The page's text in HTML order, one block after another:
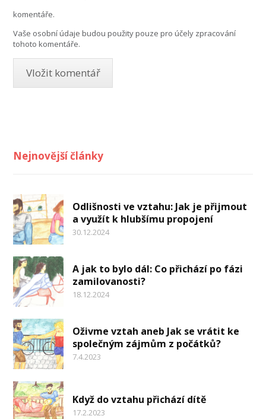
komentáře.
Vaše osobní údaje budou použity pouze pro účely zpracování
tohoto komentáře.
Nejnovější články
Odlišnosti ve vztahu: Jak je přijmout
a využít k hlubšímu propojení
30.12.2024
A jak to bylo dál: Co přichází po fázi
zamilovanosti?
18.12.2024
Oživme vztah aneb Jak se vrátit ke
společným zájmům z počátků?
7.4.2023
Když do vztahu přichází dítě
17.2.2023